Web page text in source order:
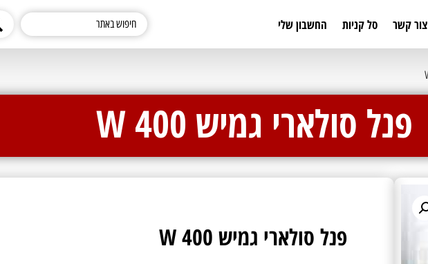
צור קשר סל קניות החשבון שלי
פנל סולארי גמיש 400 W
פנל סולארי גמיש 400 W